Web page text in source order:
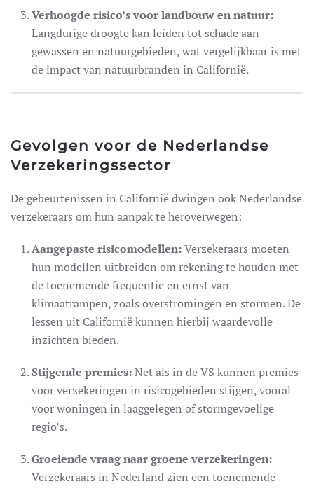
Vakantiehuis
Autoverzekering
Jachtverzekering
Inboedelverzekering
Kostbaarheden
Verhoogde risico’s voor landbouw en natuur:
Langdurige droogte kan leiden tot schade aan
gewassen en natuurgebieden, wat vergelijkbaar is met
de impact van natuurbranden in Californië.
Gevolgen voor de Nederlandse
Verzekeringssector
De gebeurtenissen in Californië dwingen ook Nederlandse
verzekeraars om hun aanpak te heroverwegen:
Aangepaste risicomodellen:Verzekeraars moeten
hun modellen uitbreiden om rekening te houden met
de toenemende frequentie en ernst van
klimaatrampen, zoals overstromingen en stormen. De
lessen uit Californië kunnen hierbij waardevolle
inzichten bieden.
Stijgende premies:Net als in de VS kunnen premies
voor verzekeringen in risicogebieden stijgen, vooral
voor woningen in laaggelegen of stormgevoelige
regio’s.
Groeiende vraag naar groene verzekeringen:
Verzekeraars in Nederland zien een toenemende